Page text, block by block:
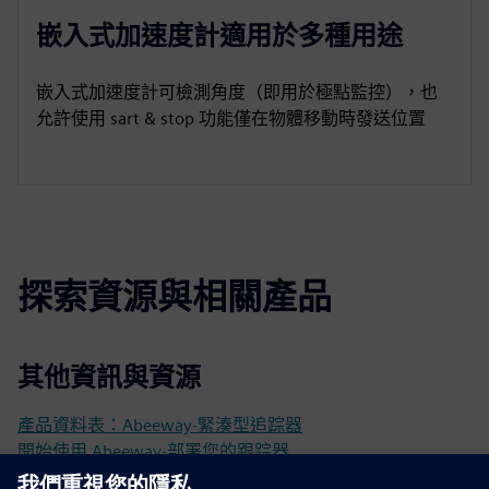
嵌入式加速度計適用於多種用途
嵌入式加速度計可檢測角度（即用於極點監控），也
允許使用 sart & stop 功能僅在物體移動時發送位置
探索資源與相關產品
其他資訊與資源
產品資料表：Abeeway-緊湊型追踪器
開始使用 Abeeway-部署您的跟踪器
網站：阿比威-緊湊型追踪器